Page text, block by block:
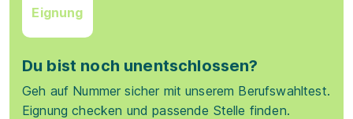
Eignung
Du bist noch unentschlossen?
Geh auf Nummer sicher mit unserem Berufswahltest.
Eignung checken und passende Stelle finden.